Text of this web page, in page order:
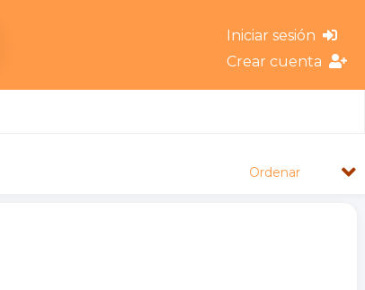
Iniciar sesión
Crear cuenta
Ordenar